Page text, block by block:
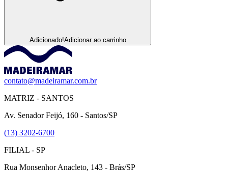
Adicionado!Adicionar ao carrinho
contato@madeiramar.com.br
MATRIZ - SANTOS
Av. Senador Feijó, 160 - Santos/SP
(13) 3202-6700
FILIAL - SP
Rua Monsenhor Anacleto, 143 - Brás/SP